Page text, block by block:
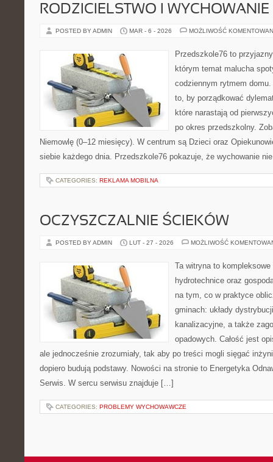
RODZICIELSTWO I WYCHOWANIE
POSTED BY ADMIN MAR - 6 - 2026 MOŻLIWOŚĆ
Przedszkole76 to
którym temat malucha
codziennym rytmem
to, by porządkować
które narastają od
po okres przedszkolny.
Niemowlę (0–12 miesięcy). W centrum są Dzieci oraz
siebie każdego dnia. Przedszkole76 pokazuje, że wychowanie
CATEGORIES: REKLAMA MOBILNA
OCZYSZCZALNIE ŚCIEKÓW
POSTED BY ADMIN LUT - 27 - 2026 MOŻLIWOŚĆ
Ta witryna to
hydrotechnice oraz
na tym, co w praktyce
gminach: układy
kanalizacyjne, a także
opadowych. Całość jest
ale jednocześnie zrozumiały, tak aby po treści mogli sięgać
dopiero budują podstawy. Nowości na stronie to Energetyka
Serwis. W sercu serwisu znajduje […]
CATEGORIES: PROBLEMY WYCHOWAWCZE